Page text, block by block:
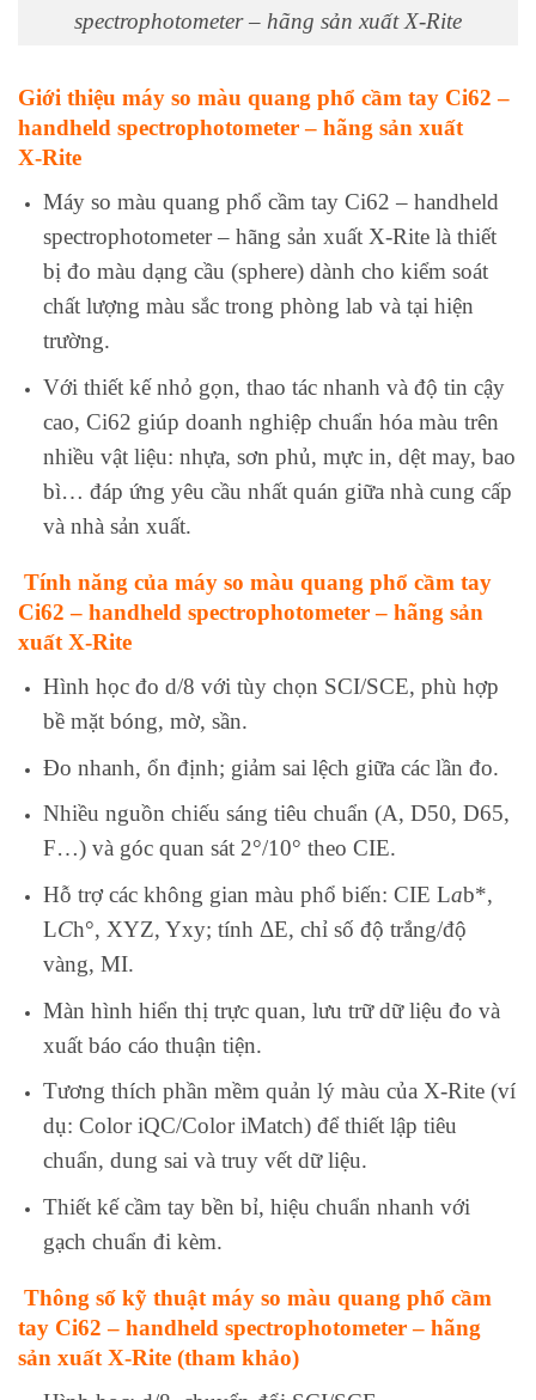
spectrophotometer – hãng sản xuất X‑Rite
Giới thiệu máy so màu quang phổ cầm tay Ci62 –
handheld spectrophotometer – hãng sản xuất
X‑Rite
Máy so màu quang phổ cầm tay Ci62 – handheld
spectrophotometer – hãng sản xuất X‑Rite là thiết
bị đo màu dạng cầu (sphere) dành cho kiểm soát
chất lượng màu sắc trong phòng lab và tại hiện
trường.
Với thiết kế nhỏ gọn, thao tác nhanh và độ tin cậy
cao, Ci62 giúp doanh nghiệp chuẩn hóa màu trên
nhiều vật liệu: nhựa, sơn phủ, mực in, dệt may, bao
bì… đáp ứng yêu cầu nhất quán giữa nhà cung cấp
và nhà sản xuất.
Tính năng của máy so màu quang phổ cầm tay
Ci62 – handheld spectrophotometer – hãng sản
xuất X‑Rite
Hình học đo d/8 với tùy chọn SCI/SCE, phù hợp
bề mặt bóng, mờ, sần.
Đo nhanh, ổn định; giảm sai lệch giữa các lần đo.
Nhiều nguồn chiếu sáng tiêu chuẩn (A, D50, D65,
F…) và góc quan sát 2°/10° theo CIE.
Hỗ trợ các không gian màu phổ biến: CIE Lab*,
LCh°, XYZ, Yxy; tính ΔE, chỉ số độ trắng/độ
vàng, MI.
Màn hình hiển thị trực quan, lưu trữ dữ liệu đo và
xuất báo cáo thuận tiện.
Tương thích phần mềm quản lý màu của X‑Rite (ví
dụ: Color iQC/Color iMatch) để thiết lập tiêu
chuẩn, dung sai và truy vết dữ liệu.
Thiết kế cầm tay bền bỉ, hiệu chuẩn nhanh với
gạch chuẩn đi kèm.
Thông số kỹ thuật máy so màu quang phổ cầm
tay Ci62 – handheld spectrophotometer – hãng
sản xuất X‑Rite (tham khảo)